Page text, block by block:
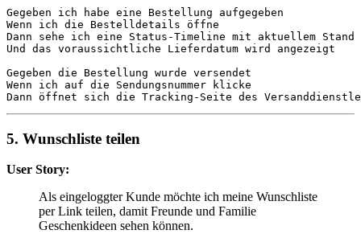
Gegeben
Wenn
Dann
Und
das voraussichtliche Lieferdatum wird angezeigt
Gegeben
Wenn
Dann öffnet sich die Tracking-Seite des
5. Wunschliste teilen
User Story:
Als eingeloggter Kunde möchte ich meine Wunschliste
per Link teilen, damit Freunde und Familie
Geschenkideen sehen können.